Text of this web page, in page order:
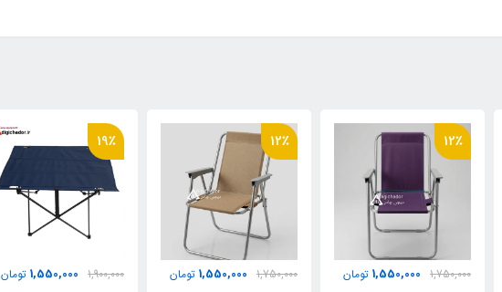
12٪
1,750,000
1,550,000 تومان
12٪
1,750,000
1,550,000 تومان
19٪
1,900,000
1,550,000 تومان